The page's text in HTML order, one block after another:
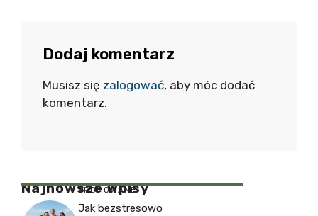
Dodaj komentarz
Musisz się zalogować, aby móc dodać
komentarz.
Najnowsze Wpisy
PROMOWANE
Jak bezstresowo